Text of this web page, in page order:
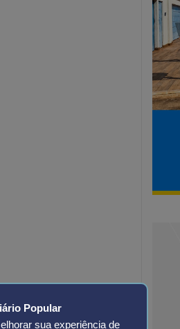
Popular
sua experiência de